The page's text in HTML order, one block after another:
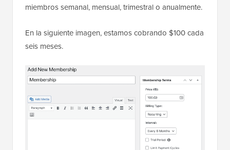
miembros semanal, mensual, trimestral o anualmente.
En la siguiente imagen, estamos cobrando $100 cada
seis meses.